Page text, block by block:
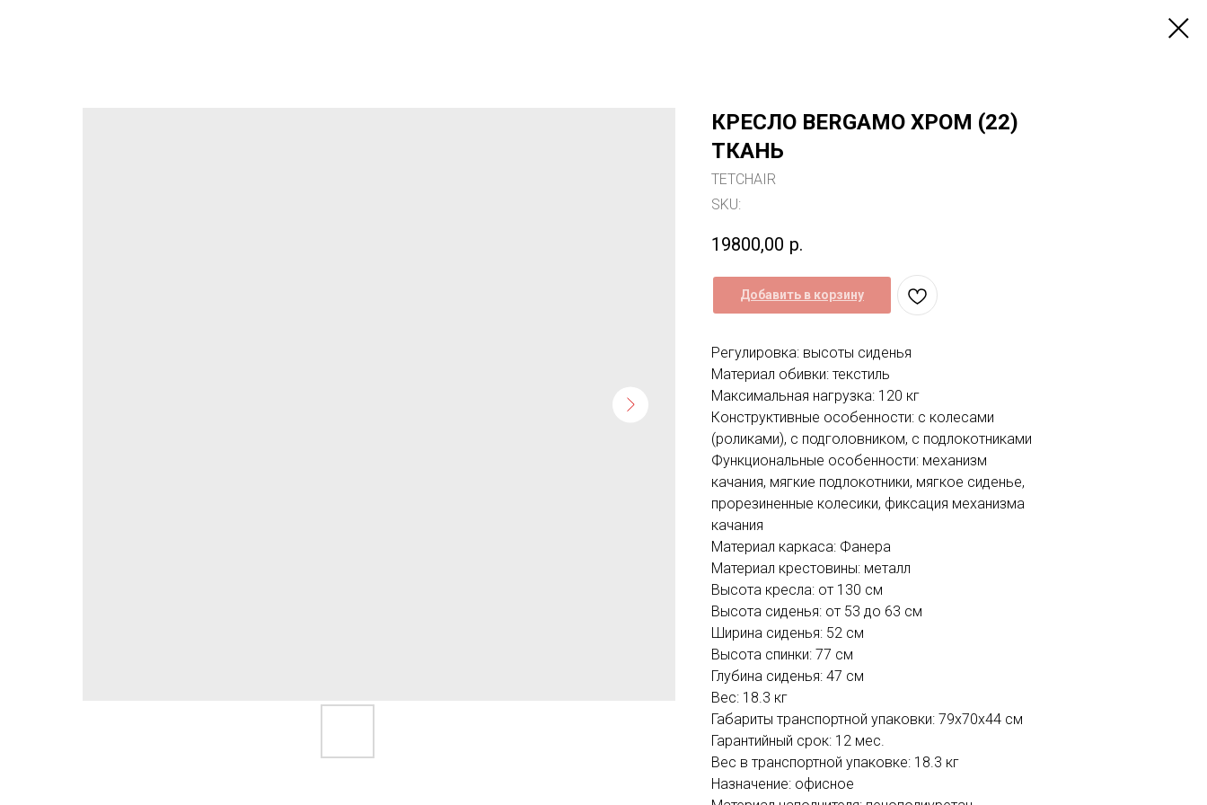
КРЕСЛО BERGAMO ХРОМ (22)
ТКАНЬ
TETCHAIR
SKU:
19800,00 р.
Добавить в корзину
Регулировка: высоты сиденья
Материал обивки: текстиль
Максимальная нагрузка: 120 кг
Конструктивные особенности: с колесами
(роликами), с подголовником, с подлокотниками
Функциональные особенности: механизм
качания, мягкие подлокотники, мягкое сиденье,
прорезиненные колесики, фиксация механизма
качания
Материал каркаса: Фанера
Материал крестовины: металл
Высота кресла: от 130 см
Высота сиденья: от 53 до 63 см
Ширина сиденья: 52 см
Высота спинки: 77 см
Глубина сиденья: 47 см
Вес: 18.3 кг
Габариты транспортной упаковки: 79х70х44 см
Гарантийный срок: 12 мес.
Вес в транспортной упаковке: 18.3 кг
Назначение: офисное